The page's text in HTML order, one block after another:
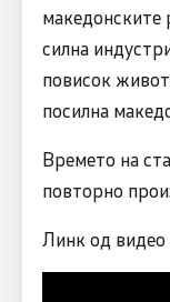
македонските
силна
повисок
посилна
Времето на
повторно
Линк од видео